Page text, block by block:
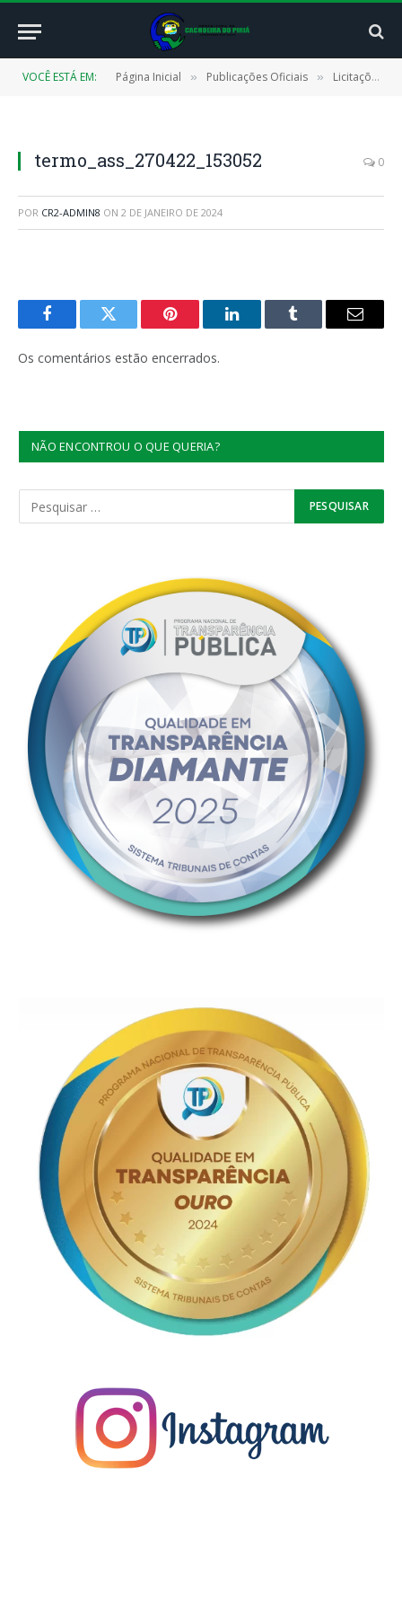
VOCÊ ESTÁ EM: Página Inicial » Publicações Oficiais » Licitações
termo_ass_270422_153052 0
POR CR2-ADMIN8 ON 2 DE JANEIRO DE 2024
FacebookTwitter Pinterest LinkedInTumblr
E-
Os comentários estão encerrados.
NÃO ENCONTROU O QUE QUERIA?